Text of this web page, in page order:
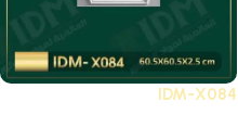
IDM-X084